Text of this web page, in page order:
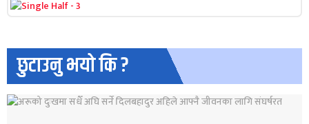
छुटाउनु भयो कि ?